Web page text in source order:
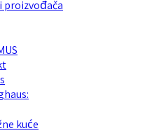
proizvođača
kuće